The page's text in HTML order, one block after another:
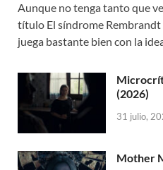
Aunque no tenga tanto que
título El síndrome Rembrandt
juega bastante bien con la
(2026)
31 julio,
Mother